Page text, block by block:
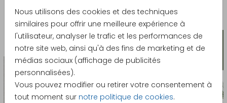
Nous utilisons des cookies et des techniques
similaires pour offrir une meilleure expérience à
l'utilisateur, analyser le trafic et les performances de
notre site web, ainsi qu'à des fins de marketing et de
médias sociaux (affichage de publicités
personnalisées).
Vous pouvez modifier ou retirer votre consentement à
tout moment sur notre politique de cookies.
La papeterie assortie
Faire-part mariage